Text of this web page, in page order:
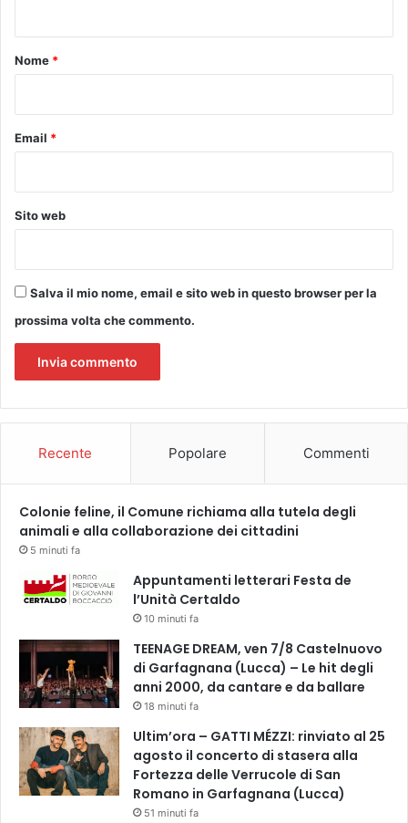
b
t
a
c
i
z
a
o
Nome *
Email *
Sito web
Salva il mio nome, email e sito web in questo browser per la
prossima volta che commento.
Recente Popolare Commenti
Colonie feline, il Comune richiama alla tutela degli
animali e alla collaborazione dei cittadini
5 minuti fa
Appuntamenti letterari Festa de
l’Unità Certaldo
10 minuti fa
TEENAGE DREAM, ven 7/8 Castelnuovo
di Garfagnana (Lucca) – Le hit degli
anni 2000, da cantare e da ballare
18 minuti fa
Ultim’ora – GATTI MÉZZI: rinviato al 25
agosto il concerto di stasera alla
Fortezza delle Verrucole di San
Romano in Garfagnana (Lucca)
51 minuti fa